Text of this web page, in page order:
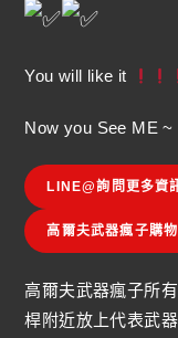
You will like it
Now you See ME
LINE@詢問更多資
高爾夫武器瘋子購
高爾夫武器瘋子所
桿附近放上代表武